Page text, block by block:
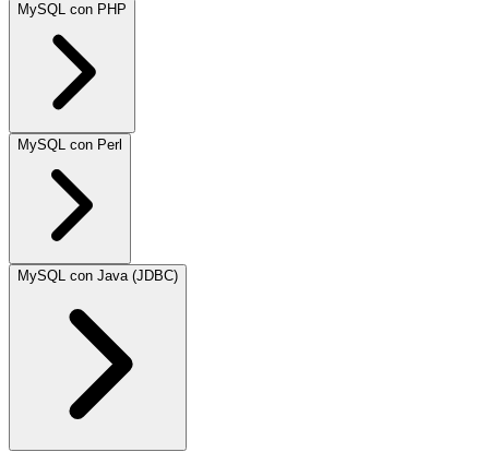
MySQL con PHP
MySQL con Perl
MySQL con Java (JDBC)